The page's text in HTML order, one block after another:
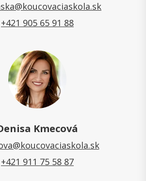
+421 905 65 91 88
Kmecová
+421 911 75 58 87